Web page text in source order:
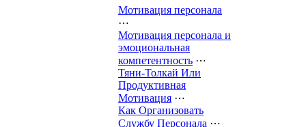
Мотивация персонала
⋯
Мотивация персонала и
эмоциональная
компетентность ⋯
Тяни-Толкай Или
Продуктивная
Мотивация ⋯
Как Организовать
Службу Персонала ⋯